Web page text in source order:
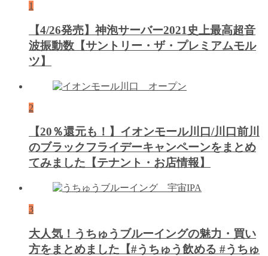
1
【4/26発売】神泡サーバー2021史上最高超音
波振動数【サントリー・ザ・プレミアムモル
ツ】
2
【20％還元も！】イオンモール川口/川口前川
のブラックフライデーキャンペーンをまとめ
てみました【テナント・お店情報】
3
大人気！うちゅうブルーイングの魅力・買い
方をまとめました【#うちゅう飲める #うちゅ